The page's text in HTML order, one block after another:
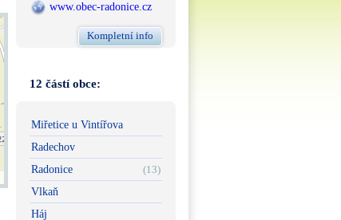
www.obec-radonice.cz
Kompletní info
12 částí obce:
Miřetice u Vintířova
Radechov
Radonice
(13)
Vlkaň
Háj